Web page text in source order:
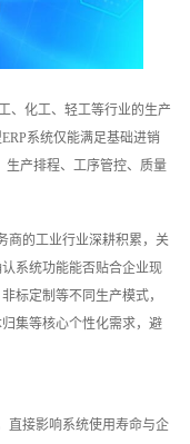
、化工、轻工等行业的生产
系统仅能满足基础进销
生产排程、工序管控、质量
商的工业行业深耕积累，关
系统功能能否贴合企业现
标定制等不同生产模式，
集等核心个性化需求，避
直接影响系统使用寿命与企